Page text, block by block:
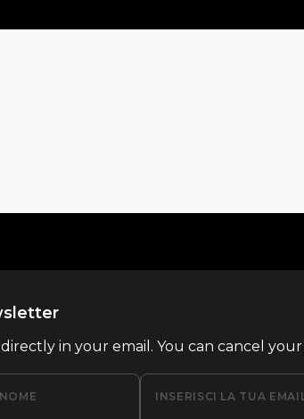
in your email. You can cancel
INSERISCI LA TUA